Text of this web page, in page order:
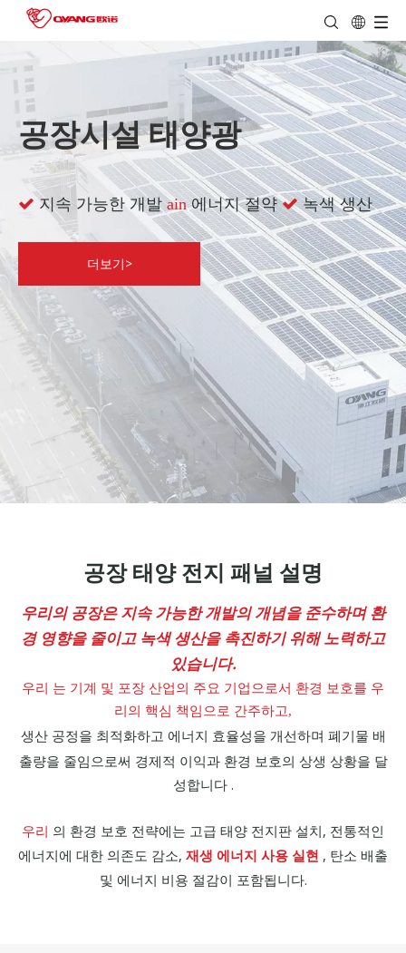
공장시설 태양광
지속 가능한 개발ain에너지 절약녹색 생산
더보기>
공장 태양 전지 패널 설명
우리의 공장은 지속 가능한 개발의 개념을 준수하며 환
경 영향을 줄이고 녹색 생산을 촉진하기 위해 노력하고
있습니다.
우리 는 기계 및 포장 산업의 주요 기업으로서 환경 보호를 우
리의 핵심 책임으로 간주하고,
생산 공정을 최적화하고 에너지 효율성을 개선하며 폐기물 배
출량을 줄임으로써 경제적 이익과 환경 보호의 상생 상황을 달
성합니다 .
우리
의 환경 보호 전략에는 고급 태양 전지판 설치, 전통적인
에너지에 대한 의존도 감소, 재생 에너지 사용 실현 , 탄소 배출
및 에너지 비용 절감이 포함됩니다.